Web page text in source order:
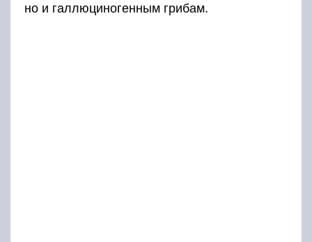
но и галлюциногенным грибам.